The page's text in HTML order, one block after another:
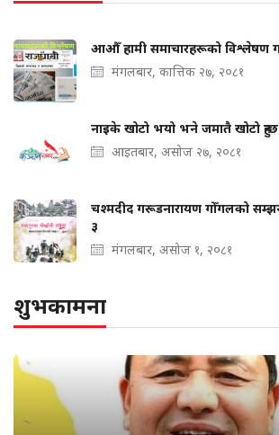
आऔँ हामी समाचारहरूको विश्लेषण
मंगलबार, कात्तिक २७, २०८१
नाइके खोटो भयो भने जमातै खोटो हुन्छ
आइतबार, असोज २७, २०८१
चश्मदीद गरूडनारायण गोँगलको
३
मंगलबार, असोज १, २०८१
शुभकामना